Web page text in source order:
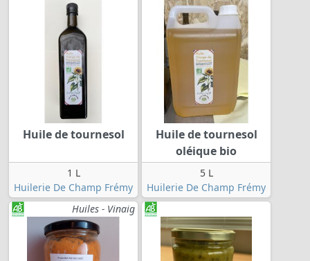
Huile de tournesol
1 L
Huilerie De Champ Frémy
Huile de tournesol
oléique bio
5 L
Huilerie De Champ Frémy
Huiles - Vinaig